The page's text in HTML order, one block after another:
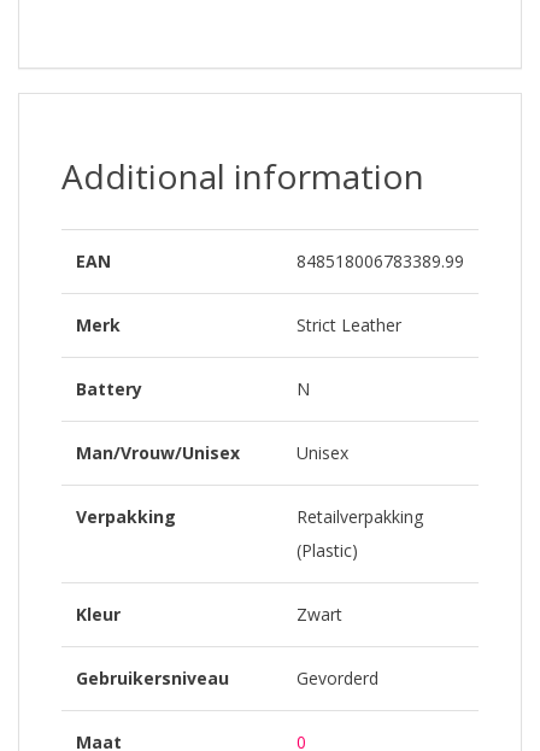
Additional information
EAN 848518006783389.99
Merk Strict Leather
Battery N
Man/Vrouw/Unisex Unisex
Verpakking
Retailverpakking
(Plastic)
Kleur Zwart
Gebruikersniveau Gevorderd
Maat 0